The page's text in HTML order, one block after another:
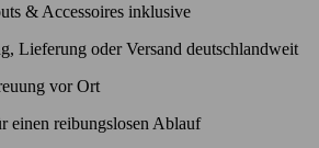
& Accessoires inklusive
Lieferung oder Versand deutschlandweit
vor Ort
einen reibungslosen Ablauf